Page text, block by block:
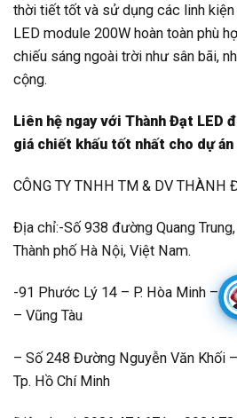
thời tiết tốt và sử dụng các linh
LED module 200W hoàn toàn phù
chiếu sáng ngoài trời như sân bãi,
cộng.
Liên hệ ngay với Thành Đạt LED
giá chiết khấu tốt nhất cho dự án
CÔNG TY TNHH TM & DV THÀNH
Địa chỉ:-Số 938 đường Quang
Thành phố Hà Nội, Việt Nam.
-91 Phước Lý 14 – P. Hòa Minh – Q.
– Vũng Tàu
– Số 248 Đường Nguyễn Văn Khối
Tp. Hồ Chí Minh